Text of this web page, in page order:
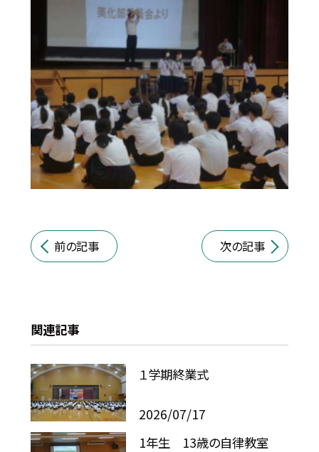
前の記事 次の記事
関連記事
１学期終業式
2026/07/17
1年生 13歳の自律教室